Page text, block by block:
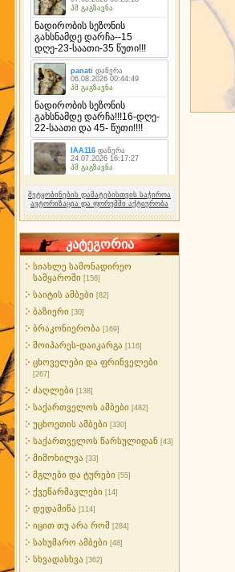
შეტყობინების დამატებისთვის საჭიროა
ავტორიზაცია და ფორუმში აქტიურობა
კატეგორია
სიახლე სამონადირეო
სამყაროში [156]
საიტის ამბები [82]
ბაზიერი [30]
ბრაკონიერობა [169]
მოიპარეს-დაიკარგა [116]
ცხოველები და ფრინველები
[267]
ძაღლები [138]
საქართველოს ამბები [482]
უცხოეთის ამბები [330]
საქართველოს წარსულიდან [43]
მიმოხილვა [33]
მგლები და ტურები [55]
ქვეწარმავლები [14]
დედამიწა [114]
იცით თუ არა რომ [284]
სახუმარო ამბები [48]
სხვადასხვა [362]